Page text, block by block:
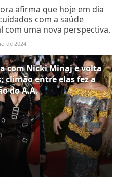
afirma que hoje em dia
com a saúde
com uma nova perspectiva.
de 2024
com Nicki Minaj e volta
climão entre elas fez a
do A.A.